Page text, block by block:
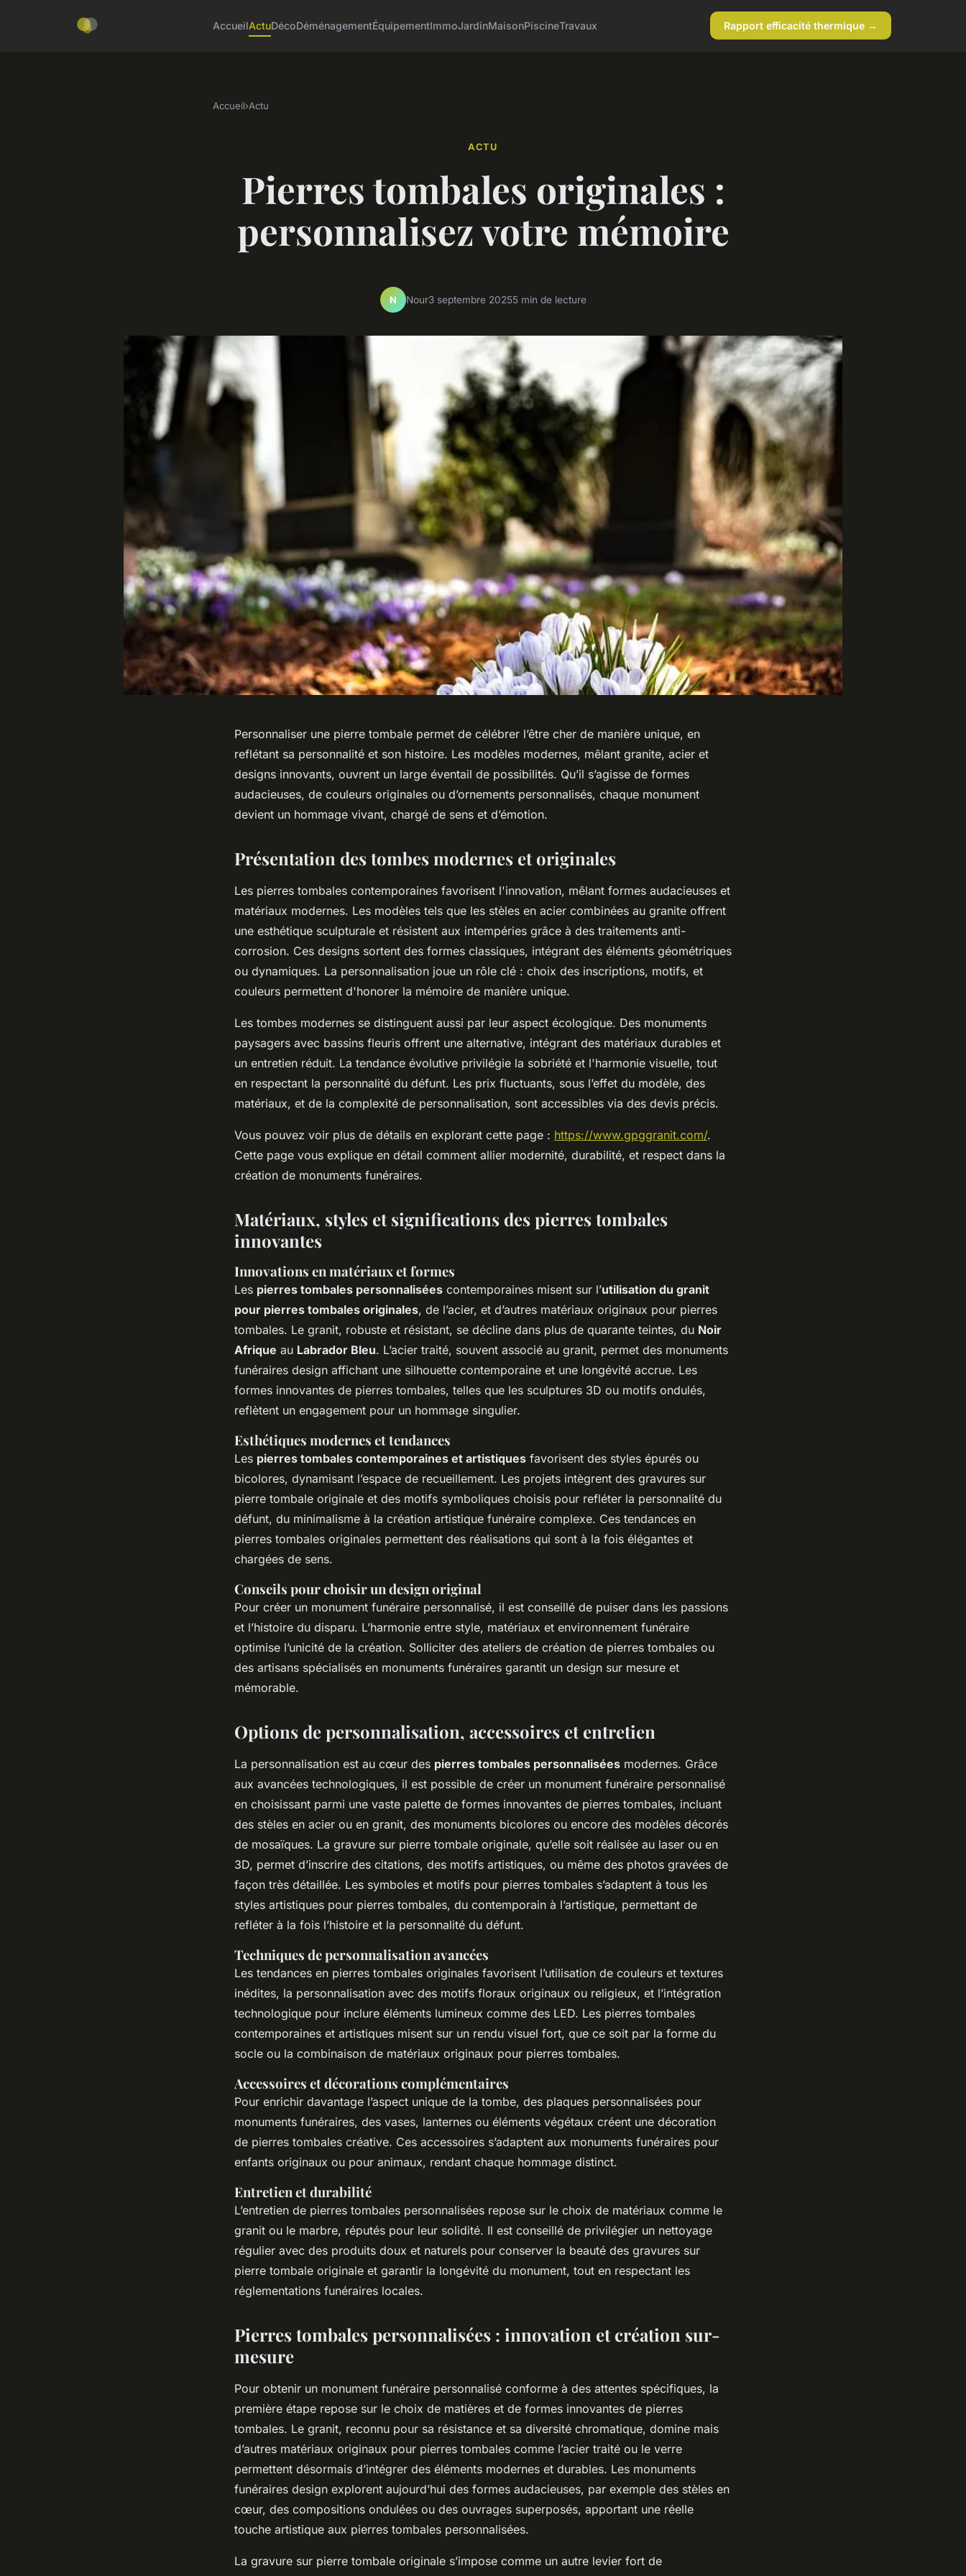
AccueilActuDécoDéménagementÉquipementImmoJardinMaisonPiscineTravaux Rapport efficacité thermique →
Accueil›Actu
ACTU
Pierres tombales originales :
personnalisez votre mémoire
N Nour3 septembre 20255 min de lecture
Personnaliser une pierre tombale permet de célébrer l’être cher de manière unique, en
reflétant sa personnalité et son histoire. Les modèles modernes, mêlant granite, acier et
designs innovants, ouvrent un large éventail de possibilités. Qu’il s’agisse de formes
audacieuses, de couleurs originales ou d’ornements personnalisés, chaque monument
devient un hommage vivant, chargé de sens et d’émotion.
Présentation des tombes modernes et originales
Les pierres tombales contemporaines favorisent l'innovation, mêlant formes audacieuses et
matériaux modernes. Les modèles tels que les stèles en acier combinées au granite offrent
une esthétique sculpturale et résistent aux intempéries grâce à des traitements anti-
corrosion. Ces designs sortent des formes classiques, intégrant des éléments géométriques
ou dynamiques. La personnalisation joue un rôle clé : choix des inscriptions, motifs, et
couleurs permettent d'honorer la mémoire de manière unique.
Les tombes modernes se distinguent aussi par leur aspect écologique. Des monuments
paysagers avec bassins fleuris offrent une alternative, intégrant des matériaux durables et
un entretien réduit. La tendance évolutive privilégie la sobriété et l'harmonie visuelle, tout
en respectant la personnalité du défunt. Les prix fluctuants, sous l’effet du modèle, des
matériaux, et de la complexité de personnalisation, sont accessibles via des devis précis.
Vous pouvez voir plus de détails en explorant cette page : https://www.gpggranit.com/.
Cette page vous explique en détail comment allier modernité, durabilité, et respect dans la
création de monuments funéraires.
Matériaux, styles et significations des pierres tombales
innovantes
Innovations en matériaux et formes
Les pierres tombales personnalisées contemporaines misent sur l’utilisation du granit
pour pierres tombales originales, de l’acier, et d’autres matériaux originaux pour pierres
tombales. Le granit, robuste et résistant, se décline dans plus de quarante teintes, du Noir
Afrique au Labrador Bleu. L’acier traité, souvent associé au granit, permet des monuments
funéraires design affichant une silhouette contemporaine et une longévité accrue. Les
formes innovantes de pierres tombales, telles que les sculptures 3D ou motifs ondulés,
reflètent un engagement pour un hommage singulier.
Esthétiques modernes et tendances
Les pierres tombales contemporaines et artistiques favorisent des styles épurés ou
bicolores, dynamisant l’espace de recueillement. Les projets intègrent des gravures sur
pierre tombale originale et des motifs symboliques choisis pour refléter la personnalité du
défunt, du minimalisme à la création artistique funéraire complexe. Ces tendances en
pierres tombales originales permettent des réalisations qui sont à la fois élégantes et
chargées de sens.
Conseils pour choisir un design original
Pour créer un monument funéraire personnalisé, il est conseillé de puiser dans les passions
et l’histoire du disparu. L’harmonie entre style, matériaux et environnement funéraire
optimise l’unicité de la création. Solliciter des ateliers de création de pierres tombales ou
des artisans spécialisés en monuments funéraires garantit un design sur mesure et
mémorable.
Options de personnalisation, accessoires et entretien
La personnalisation est au cœur des pierres tombales personnalisées modernes. Grâce
aux avancées technologiques, il est possible de créer un monument funéraire personnalisé
en choisissant parmi une vaste palette de formes innovantes de pierres tombales, incluant
des stèles en acier ou en granit, des monuments bicolores ou encore des modèles décorés
de mosaïques. La gravure sur pierre tombale originale, qu’elle soit réalisée au laser ou en
3D, permet d’inscrire des citations, des motifs artistiques, ou même des photos gravées de
façon très détaillée. Les symboles et motifs pour pierres tombales s’adaptent à tous les
styles artistiques pour pierres tombales, du contemporain à l’artistique, permettant de
refléter à la fois l’histoire et la personnalité du défunt.
Techniques de personnalisation avancées
Les tendances en pierres tombales originales favorisent l’utilisation de couleurs et textures
inédites, la personnalisation avec des motifs floraux originaux ou religieux, et l’intégration
technologique pour inclure éléments lumineux comme des LED. Les pierres tombales
contemporaines et artistiques misent sur un rendu visuel fort, que ce soit par la forme du
socle ou la combinaison de matériaux originaux pour pierres tombales.
Accessoires et décorations complémentaires
Pour enrichir davantage l’aspect unique de la tombe, des plaques personnalisées pour
monuments funéraires, des vases, lanternes ou éléments végétaux créent une décoration
de pierres tombales créative. Ces accessoires s’adaptent aux monuments funéraires pour
enfants originaux ou pour animaux, rendant chaque hommage distinct.
Entretien et durabilité
L’entretien de pierres tombales personnalisées repose sur le choix de matériaux comme le
granit ou le marbre, réputés pour leur solidité. Il est conseillé de privilégier un nettoyage
régulier avec des produits doux et naturels pour conserver la beauté des gravures sur
pierre tombale originale et garantir la longévité du monument, tout en respectant les
réglementations funéraires locales.
Pierres tombales personnalisées : innovation et création sur-
mesure
Pour obtenir un monument funéraire personnalisé conforme à des attentes spécifiques, la
première étape repose sur le choix de matières et de formes innovantes de pierres
tombales. Le granit, reconnu pour sa résistance et sa diversité chromatique, domine mais
d’autres matériaux originaux pour pierres tombales comme l’acier traité ou le verre
permettent désormais d’intégrer des éléments modernes et durables. Les monuments
funéraires design explorent aujourd’hui des formes audacieuses, par exemple des stèles en
cœur, des compositions ondulées ou des ouvrages superposés, apportant une réelle
touche artistique aux pierres tombales personnalisées.
La gravure sur pierre tombale originale s’impose comme un autre levier fort de